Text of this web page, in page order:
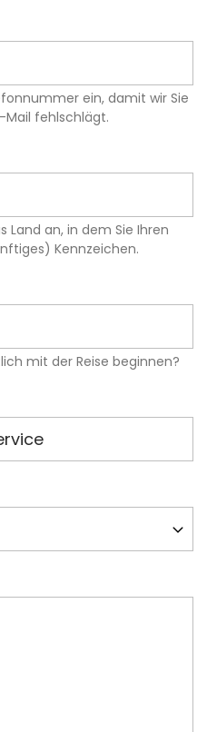
ein, damit wir Sie
Mail fehlschlägt.
Land an, in dem Sie Ihren
Kennzeichen.
mit der Reise beginnen?